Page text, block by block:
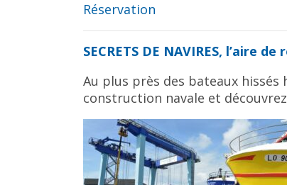
Réservation
SECRETS DE NAVIRES, l’aire
Au plus près des bateaux hissés
construction navale et